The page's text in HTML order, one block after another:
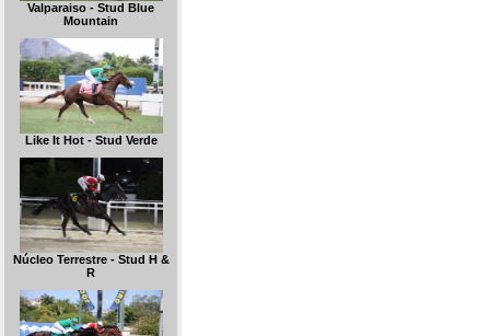
Valparaiso - Stud Blue
Mountain
Like It Hot - Stud Verde
Núcleo Terrestre - Stud H &
R